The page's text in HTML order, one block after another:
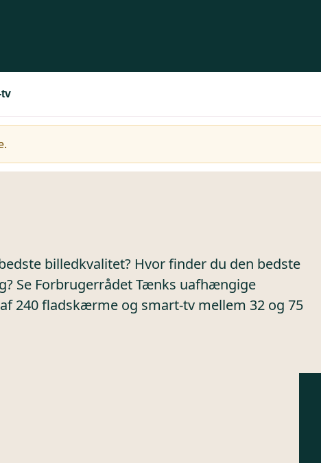
billedkvalitet? Hvor finder du den bedste
Se Forbrugerrådet Tænks uafhængige
240 fladskærme og smart-tv mellem 32 og 75